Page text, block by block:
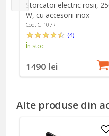
Storcator electric rosii,
W, cu accesorii inox -
Cibustek
Cod: CT107R
(4)
În stoc
1490 lei
Alte produse din